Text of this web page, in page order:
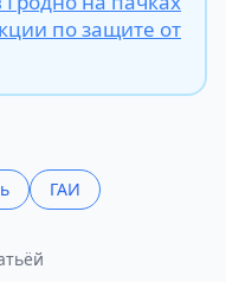
по защите от
ГАИ